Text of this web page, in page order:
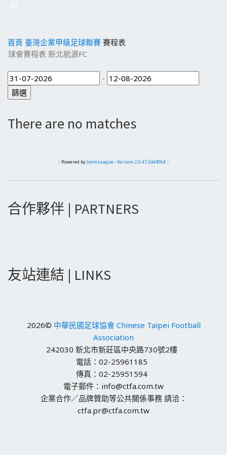
首頁 臺灣企業甲級足球聯賽 賽程表
球會賽程表 新北航源FC
-
There are no matches
:: Powered by JoomLeague -Version 2.0.47.2dd406d ::
合作夥伴 | PARTNERS
友站連結 | LINKS
2026© 中華民國足球協會 Chinese Taipei Football
Association
242030 新北市新莊區中央路730號2樓
電話：02-25961185
傳真：02-25951594
電子郵件：info@ctfa.com.tw
企業合作／品牌贊助等公共關係事務 請洽：
ctfa.pr@ctfa.com.tw